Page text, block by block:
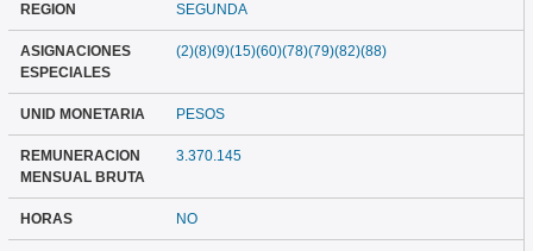
REGION SEGUNDA
ASIGNACIONES
ESPECIALES
(2)(8)(9)(15)(60)(78)(79)(82)(88)
UNID MONETARIA PESOS
REMUNERACION
MENSUAL BRUTA
3.370.145
HORAS NO